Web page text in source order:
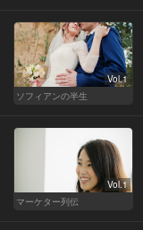
Vol.1
ソフィアンの半生
Vol.1
マーケター列伝